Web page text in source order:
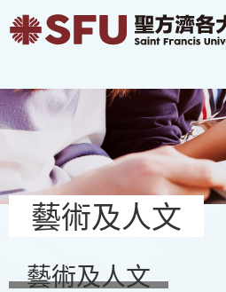
藝術及人文
藝術及人文